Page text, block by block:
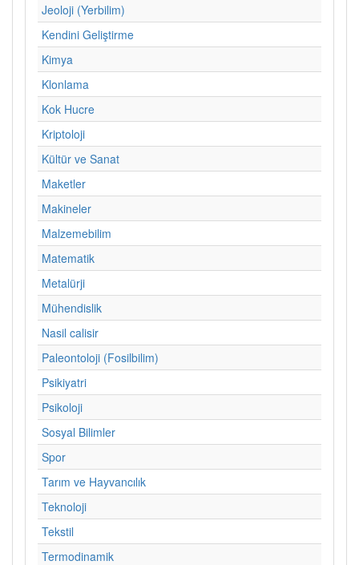
Jeoloji (Yerbilim)
Kendini Geliştirme
Kimya
Klonlama
Kok Hucre
Kriptoloji
Kültür ve Sanat
Maketler
Makineler
Malzemebilim
Matematik
Metalürji
Mühendislik
Nasil calisir
Paleontoloji (Fosilbilim)
Psikiyatri
Psikoloji
Sosyal Bilimler
Spor
Tarım ve Hayvancılık
Teknoloji
Tekstil
Termodinamik